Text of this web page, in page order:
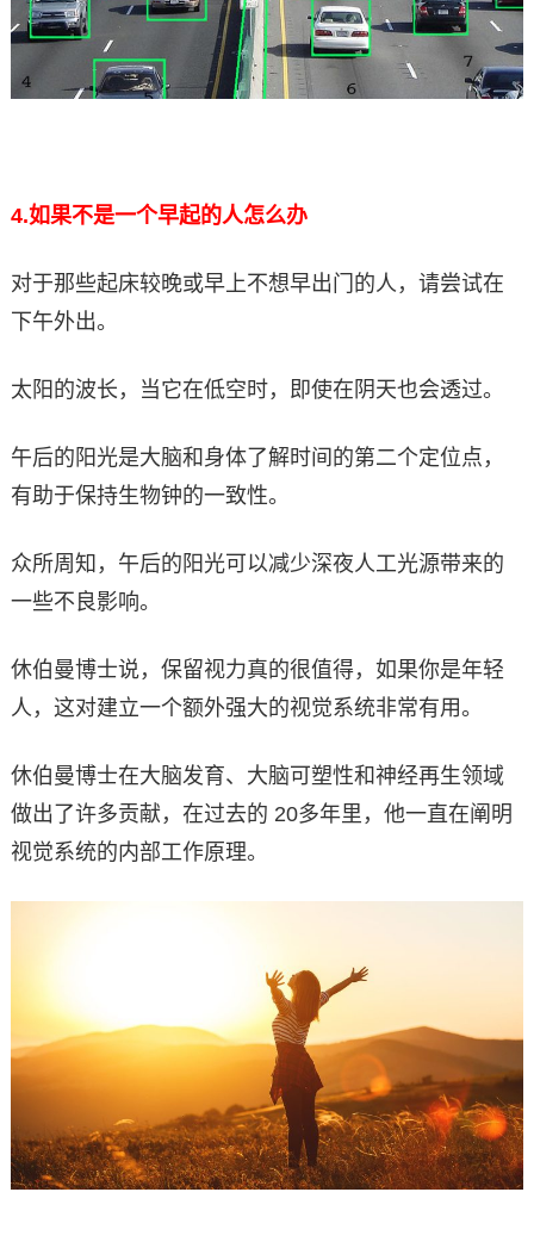
4.如果不是一个早起的人怎么办
对于那些起床较晚或早上不想早出门的人，请尝试在
下午外出。
太阳的波长，当它在低空时，即使在阴天也会透过。
午后的阳光是大脑和身体了解时间的第二个定位点，
有助于保持生物钟的一致性。
众所周知，午后的阳光可以减少深夜人工光源带来的
一些不良影响。
休伯曼博士说，保留视力真的很值得，如果你是年轻
人，这对建立一个额外强大的视觉系统非常有用。
休伯曼博士在大脑发育、大脑可塑性和神经再生领域
做出了许多贡献，在过去的 20多年里，他一直在阐明
视觉系统的内部工作原理。